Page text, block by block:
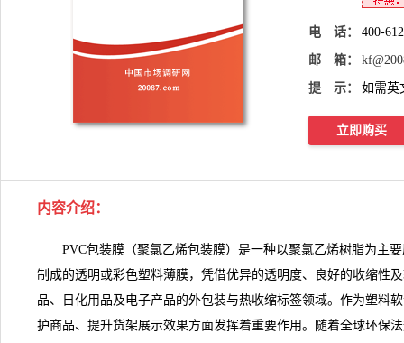
电 话： 400-
邮 箱：
提 示： 如需英
立即购买
内容介绍：
PVC包装膜（聚氯乙烯包装膜）是一种以聚氯乙烯树脂为主要
制成的透明或彩色塑料薄膜，凭借优异的透明度、良好的收缩性
品、日化用品及电子产品的外包装与热收缩标签领域。作为塑料
护商品、提升货架展示效果方面发挥着重要作用。随着全球环保